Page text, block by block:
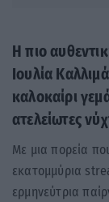
Η πιο
Ιουλία
καλοκαίρι
ατελείωτες
Με μια πορεία
εκατομμύρια
ερμηνεύτρια